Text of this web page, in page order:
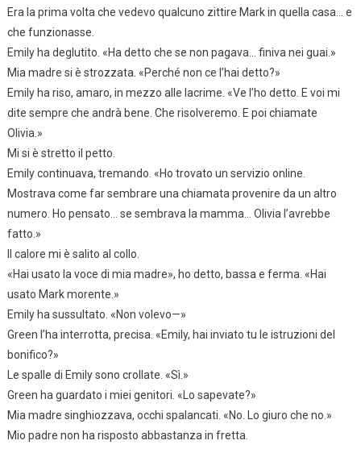
Era la prima volta che vedevo qualcuno zittire Mark in quella casa… e
che funzionasse.
Emily ha deglutito. «Ha detto che se non pagava… finiva nei guai.»
Mia madre si è strozzata. «Perché non ce l’hai detto?»
Emily ha riso, amaro, in mezzo alle lacrime. «Ve l’ho detto. E voi mi
dite sempre che andrà bene. Che risolveremo. E poi chiamate
Olivia.»
Mi si è stretto il petto.
Emily continuava, tremando. «Ho trovato un servizio online.
Mostrava come far sembrare una chiamata provenire da un altro
numero. Ho pensato… se sembrava la mamma… Olivia l’avrebbe
fatto.»
Il calore mi è salito al collo.
«Hai usato la voce di mia madre», ho detto, bassa e ferma. «Hai
usato Mark morente.»
Emily ha sussultato. «Non volevo—»
Green l’ha interrotta, precisa. «Emily, hai inviato tu le istruzioni del
bonifico?»
Le spalle di Emily sono crollate. «Sì.»
Green ha guardato i miei genitori. «Lo sapevate?»
Mia madre singhiozzava, occhi spalancati. «No. Lo giuro che no.»
Mio padre non ha risposto abbastanza in fretta.